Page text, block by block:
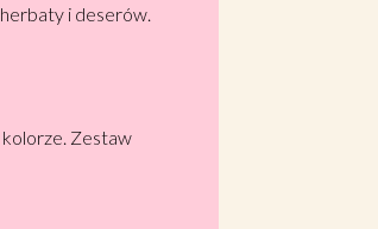
i deserów.
Zestaw